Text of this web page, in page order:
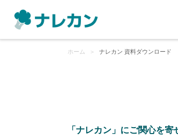
ホーム ＞ ナレカン 資料ダウンロード
「ナレカン」にご関心を寄